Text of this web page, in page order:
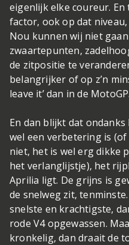
eigenlijk elke coureur.
factor, ook op dat
Nou kunnen wij niet
zwaartepunten,
de zitpositie te
belangrijker of op z’n
leave it’ dan in de MotoGP.
En dan blijkt dat
wel een verbetering is
niet, het is wel erg dikke
het verlanglijstje), het
Aprilia ligt. De grijns is
de snelweg zit,
snelste en krachtigste,
rode V4 opgewassen.
kronkelig, dan draait de